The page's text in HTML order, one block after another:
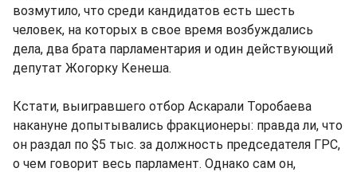
возмутило, что среди кандидатов есть шесть
человек, на которых в свое время возбуждались
дела, два брата парламентария и один действующий
депутат Жогорку Кенеша.
Кстати, выигравшего отбор Аскарали Торобаева
накануне допытывались фракционеры: правда ли, что
он раздал по $5 тыс. за должность председателя ГРС,
о чем говорит весь парламент. Однако сам он,